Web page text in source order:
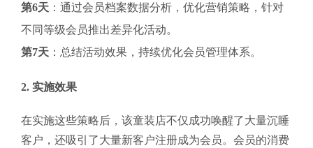
第6天 ：通过会员档案数据分析，优化营销策略，针对
不同等级会员推出差异化活动。
第7天 ：总结活动效果，持续优化会员管理体系。
2. 实施效果
在实施这些策略后，该童装店不仅成功唤醒了大量沉睡
客户，还吸引了大量新客户注册成为会员。会员的消费